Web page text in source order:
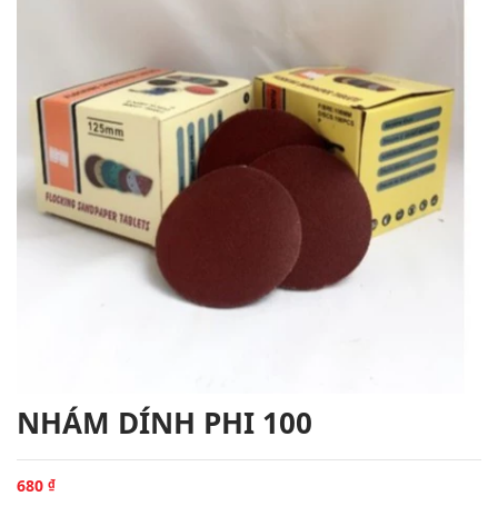
NHÁM DÍNH PHI 100
680 ₫